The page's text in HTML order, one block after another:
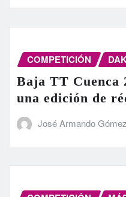
COMPETICIÓN
Baja TT Cuenca
una edición de
José Armando Gómez